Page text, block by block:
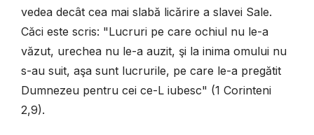
vedea decât cea mai slabă licărire a slavei Sale.
Căci este scris: "Lucruri pe care ochiul nu le-a
văzut, urechea nu le-a auzit, şi la inima omului nu
s-au suit, aşa sunt lucrurile, pe care le-a pregătit
Dumnezeu pentru cei ce-L iubesc" (1 Corinteni
2,9).